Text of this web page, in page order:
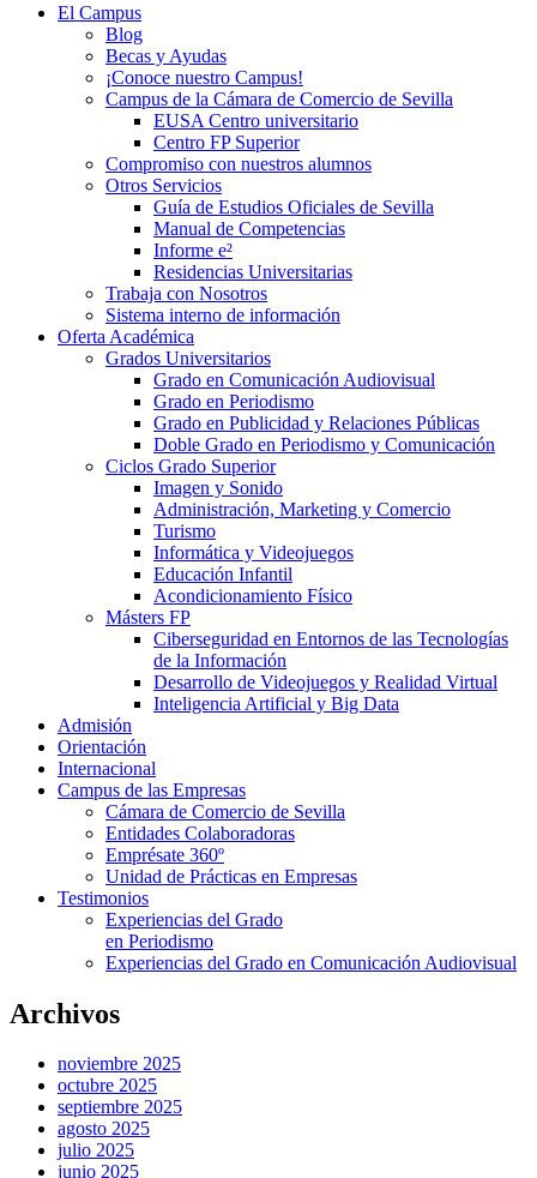
El Campus
Blog
Becas y Ayudas
¡Conoce nuestro Campus!
Campus de la Cámara de Comercio de Sevilla
EUSA Centro universitario
Centro FP Superior
Compromiso con nuestros alumnos
Otros Servicios
Guía de Estudios Oficiales de Sevilla
Manual de Competencias
Informe e²
Residencias Universitarias
Trabaja con Nosotros
Sistema interno de información
Oferta Académica
Grados Universitarios
Grado en Comunicación Audiovisual
Grado en Periodismo
Grado en Publicidad y Relaciones Públicas
Doble Grado en Periodismo y Comunicación
Ciclos Grado Superior
Imagen y Sonido
Administración, Marketing y Comercio
Turismo
Informática y Videojuegos
Educación Infantil
Acondicionamiento Físico
Másters FP
Ciberseguridad en Entornos de las Tecnologías
de la Información
Desarrollo de Videojuegos y Realidad Virtual
Inteligencia Artificial y Big Data
Admisión
Orientación
Internacional
Campus de las Empresas
Cámara de Comercio de Sevilla
Entidades Colaboradoras
Emprésate 360º
Unidad de Prácticas en Empresas
Testimonios
Experiencias del Grado
en Periodismo
Experiencias del Grado en Comunicación Audiovisual
Archivos
noviembre 2025
octubre 2025
septiembre 2025
agosto 2025
julio 2025
junio 2025